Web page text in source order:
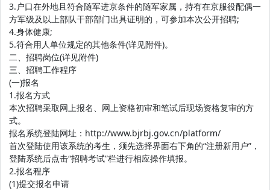
3.户口在外地且符合随军进京条件的随军家属，持有在京服役配偶一
方军级及以上部队干部部门出具证明的，可参加本次公开招聘;
4.身体健康;
5.符合用人单位规定的其他条件(详见附件)。
二、招聘岗位(详见附件)
三、招聘工作程序
(一)报名
1.报名方式
本次招聘采取网上报名、网上资格初审和笔试后现场资格复审的方
式。
报名系统登陆网址：http://www.bjrbj.gov.cn/platform/
首次登陆使用该系统的考生，须先选择界面右下角的“注册新用户”，
登陆系统后点击“招聘考试”栏进行相应操作填报。
2.报名程序
(1)提交报名申请